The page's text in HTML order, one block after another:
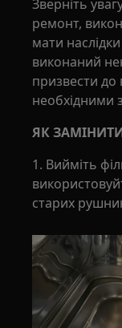
Зверніть
ремонт,
мати
виконаний
призвести до
необхідними
ЯК
1. Вийміть
старих